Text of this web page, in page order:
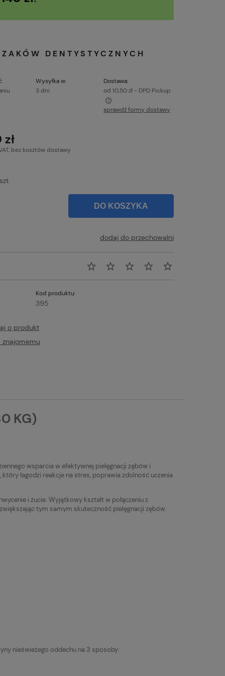
47,00 zł
DENTYSTYCZNYCH
Wysyłka w:
3 dni
Dostawa:
od 10,50 zł - DPD Pickup
sprawdź formy dostawy
bez kosztów dostawy
szt.
DO KOSZYKA
dodaj do przechowalni
Kod produktu:
395
o produkt
znajomemu
KG)
wsparcia w efektywnej pielęgnacji zębów i
łagodzi reakcje na stres, poprawia zdolność uczenia
i żucie. Wyjątkowy kształt w połączeniu z
tym samym skuteczność pielęgnacji zębów.
nieświeżego oddechu na 3 sposoby: